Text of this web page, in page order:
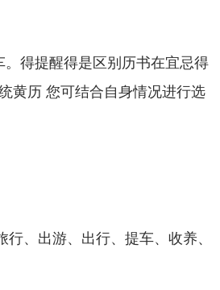
得提醒得是区别历书在宜忌得
黄历 您可结合自身情况进行选
、出游、出行、提车、收养、